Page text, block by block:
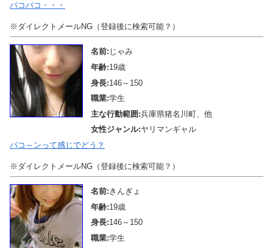
パコパコ・・・
※ダイレクトメールNG（登録後に検索可能？）
名前: じゃみ
年齢:19歳
身長:146～150
職業:学生
主な行動範囲:兵庫県猪名川町、他
女性ジャンル:ヤリマンギャル
パコ～ンって感じでどう？
※ダイレクトメールNG（登録後に検索可能？）
名前: きんぎょ
年齢:19歳
身長:146～150
職業:学生